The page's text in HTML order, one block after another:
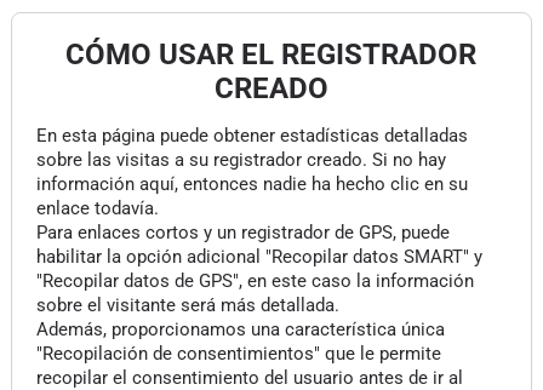
CÓMO USAR EL REGISTRADOR
CREADO
En esta página puede obtener estadísticas detalladas
sobre las visitas a su registrador creado. Si no hay
información aquí, entonces nadie ha hecho clic en su
enlace todavía.
Para enlaces cortos y un registrador de GPS, puede
habilitar la opción adicional "Recopilar datos SMART" y
"Recopilar datos de GPS", en este caso la información
sobre el visitante será más detallada.
Además, proporcionamos una característica única
"Recopilación de consentimientos" que le permite
recopilar el consentimiento del usuario antes de ir al